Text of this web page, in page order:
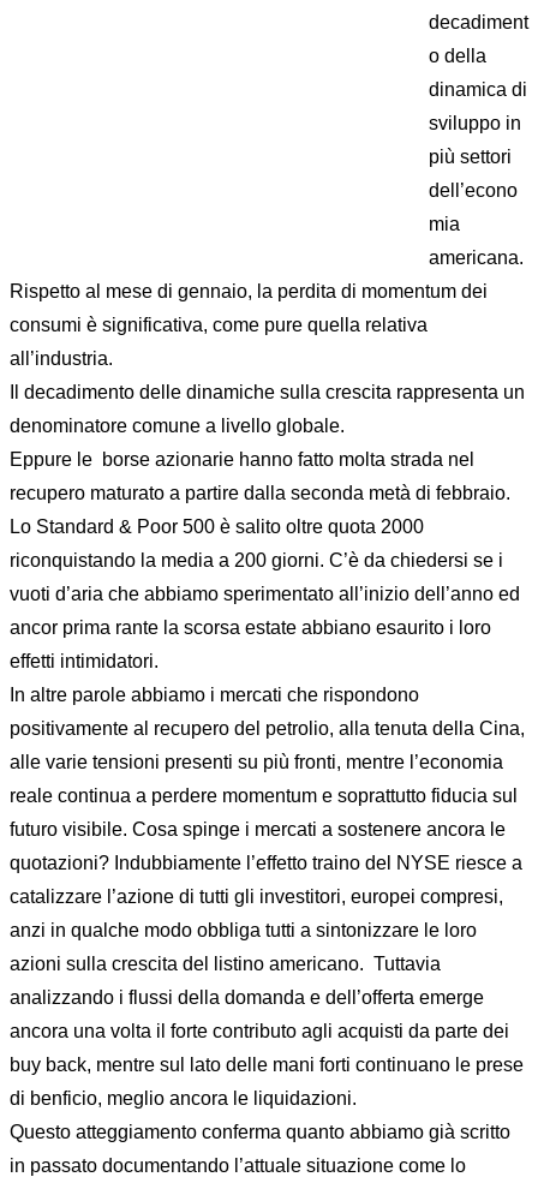
decadiment
o della
dinamica di
sviluppo in
più settori
dell’econo
mia
americana.
Rispetto al mese di gennaio, la perdita di momentum dei
consumi è significativa, come pure quella relativa
all’industria.
Il decadimento delle dinamiche sulla crescita rappresenta un
denominatore comune a livello globale.
Eppure le borse azionarie hanno fatto molta strada nel
recupero maturato a partire dalla seconda metà di febbraio.
Lo Standard & Poor 500 è salito oltre quota 2000
riconquistando la media a 200 giorni. C’è da chiedersi se i
vuoti d’aria che abbiamo sperimentato all’inizio dell’anno ed
ancor prima rante la scorsa estate abbiano esaurito i loro
effetti intimidatori.
In altre parole abbiamo i mercati che rispondono
positivamente al recupero del petrolio, alla tenuta della Cina,
alle varie tensioni presenti su più fronti, mentre l’economia
reale continua a perdere momentum e soprattutto fiducia sul
futuro visibile. Cosa spinge i mercati a sostenere ancora le
quotazioni? Indubbiamente l’effetto traino del NYSE riesce a
catalizzare l’azione di tutti gli investitori, europei compresi,
anzi in qualche modo obbliga tutti a sintonizzare le loro
azioni sulla crescita del listino americano. Tuttavia
analizzando i flussi della domanda e dell’offerta emerge
ancora una volta il forte contributo agli acquisti da parte dei
buy back, mentre sul lato delle mani forti continuano le prese
di benficio, meglio ancora le liquidazioni.
Questo atteggiamento conferma quanto abbiamo già scritto
in passato documentando l’attuale situazione come lo